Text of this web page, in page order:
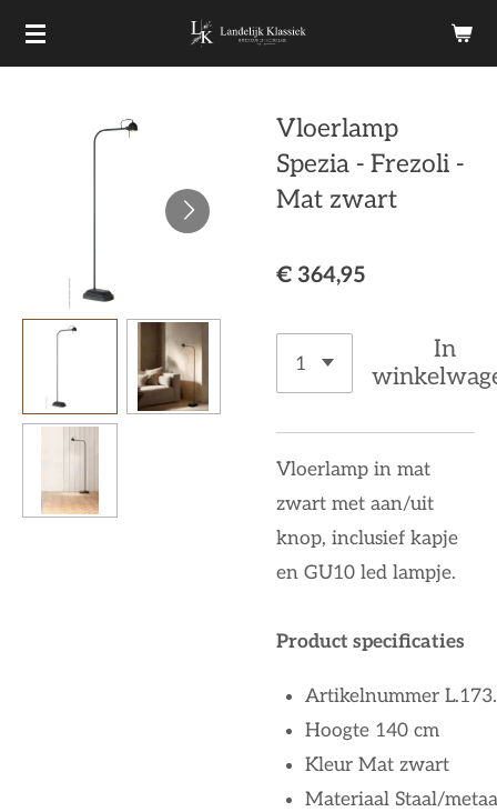
Ga
direct
Vloerlamp
Spezia - Frezoli -
Mat zwart
€ 364,95
In
Vloerlamp in mat
zwart met aan/uit
knop, inclusief kapje
en GU10 led lampje.
Product specificaties
Artikelnummer
Hoogte 140 cm
Kleur Mat zwart
Materiaal Staal/